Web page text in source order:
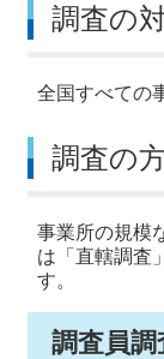
調査の
全国すべての
調査の
事業所の規模
は「直轄調査
す。
調査員調